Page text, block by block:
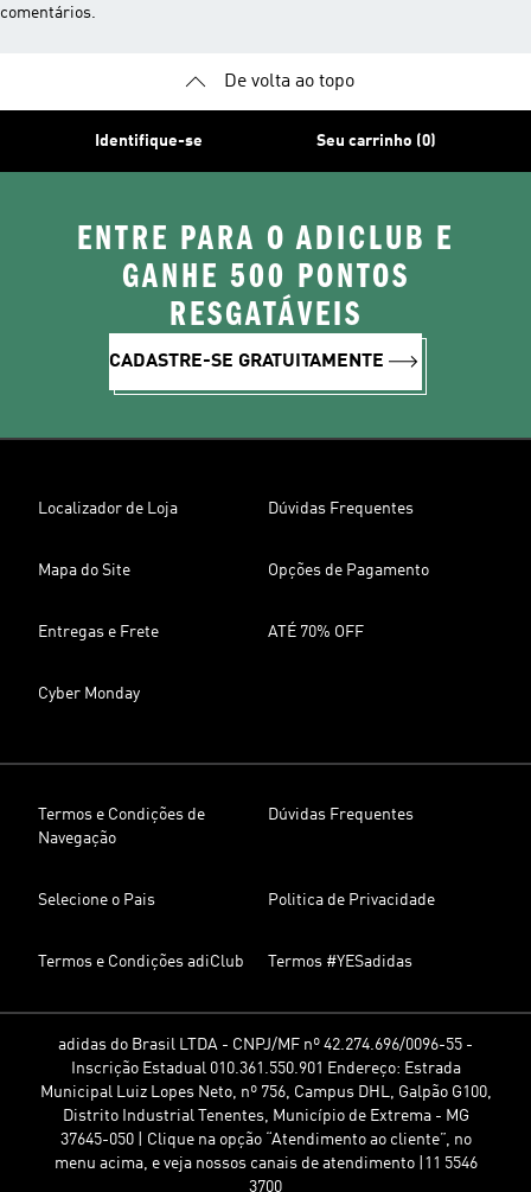
comentários.
De volta ao topo
Identifique-se Seu carrinho (0)
ENTRE PARA O ADICLUB E
GANHE 500 PONTOS
RESGATÁVEIS
CADASTRE-SE GRATUITAMENTE
Localizador de Loja Dúvidas Frequentes
Mapa do Site Opções de Pagamento
Entregas e Frete ATÉ 70% OFF
Cyber Monday
Termos e Condições de
Navegação
Dúvidas Frequentes
Selecione o Pais Politica de Privacidade
Termos e Condições adiClub Termos #YESadidas
adidas do Brasil LTDA - CNPJ/MF nº 42.274.696/0096-55 -
Inscrição Estadual 010.361.550.901 Endereço: Estrada
Municipal Luiz Lopes Neto, nº 756, Campus DHL, Galpão G100,
Distrito Industrial Tenentes, Município de Extrema - MG
37645-050 | Clique na opção “Atendimento ao cliente”, no
menu acima, e veja nossos canais de atendimento |11 5546
3700